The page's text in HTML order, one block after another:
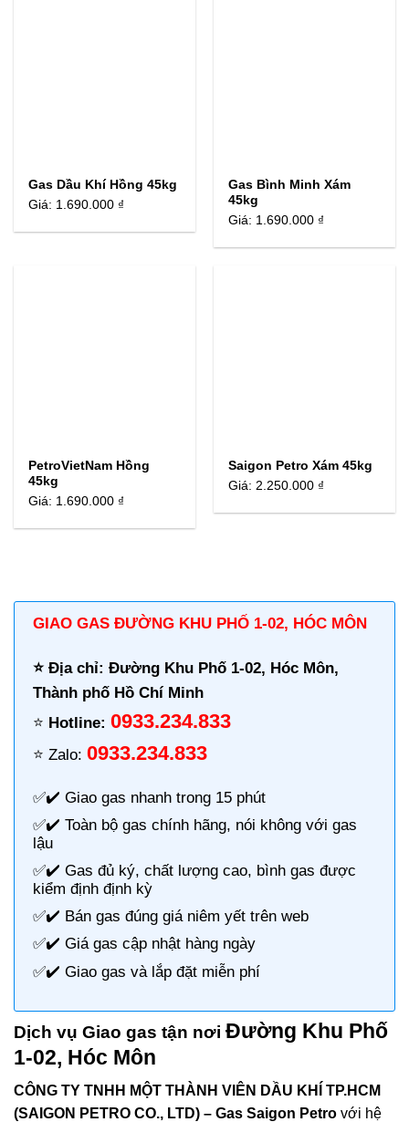
Gas Dầu Khí Hồng 45kg
Giá: 1.690.000 ₫
Gas Bình Minh Xám
45kg
Giá: 1.690.000 ₫
PetroVietNam Hồng
45kg
Giá: 1.690.000 ₫
Saigon Petro Xám 45kg
Giá: 2.250.000 ₫
GIAO GAS ĐƯỜNG KHU PHỐ 1-02, HÓC MÔN
⭐️ Địa chỉ: Đường Khu Phố 1-02, Hóc Môn,
Thành phố Hồ Chí Minh
⭐️ Hotline: 0933.234.833
⭐️ Zalo: 0933.234.833
✅✔️ Giao gas nhanh trong 15 phút
✅✔️ Toàn bộ gas chính hãng, nói không với gas
lậu
✅✔️ Gas đủ ký, chất lượng cao, bình gas được
kiểm định định kỳ
✅✔️ Bán gas đúng giá niêm yết trên web
✅✔️ Giá gas cập nhật hàng ngày
✅✔️ Giao gas và lắp đặt miễn phí
Dịch vụ Giao gas tận nơi Đường Khu Phố
1-02, Hóc Môn
CÔNG TY TNHH MỘT THÀNH VIÊN DẦU KHÍ TP.HCM
(SAIGON PETRO CO., LTD) – Gas Saigon Petro với hệ